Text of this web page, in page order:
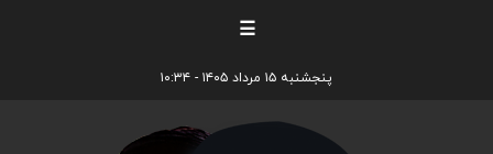
☰
پنجشنبه ۱۵ مرداد ۱۴۰۵ - ۱۰:۳۴